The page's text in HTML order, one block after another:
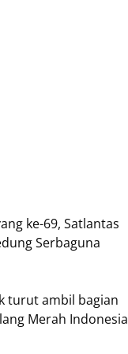
ke-69, Satlantas
Serbaguna
turut ambil bagian
Merah Indonesia